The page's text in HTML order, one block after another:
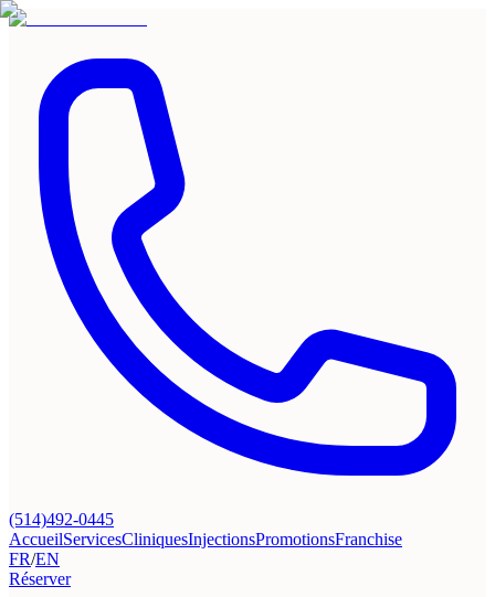
(514)492-0445
AccueilServicesCliniquesInjectionsPromotionsFranchise
FR/EN
Réserver